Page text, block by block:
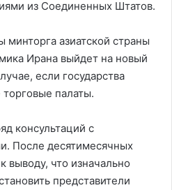
из Соединенных Штатов.
минторга азиатской страны
Ирана выйдет на новый
если государства
палаты.
консультаций с
После десятимесячных
выводу, что изначально
представители